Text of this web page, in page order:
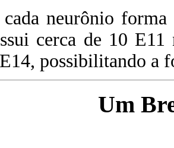
neurônio
cerca de 10
possibilitando a
Um